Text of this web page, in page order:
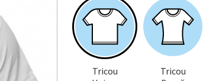
Tricou
Tricou